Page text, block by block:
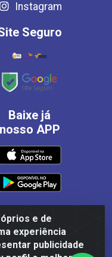
e de
experiência
publicidade
Instagram
Seguro
Baixe já
nosso APP
de Alimentos LTDA -
- Santa Rosa,
03.504.437/0001-50